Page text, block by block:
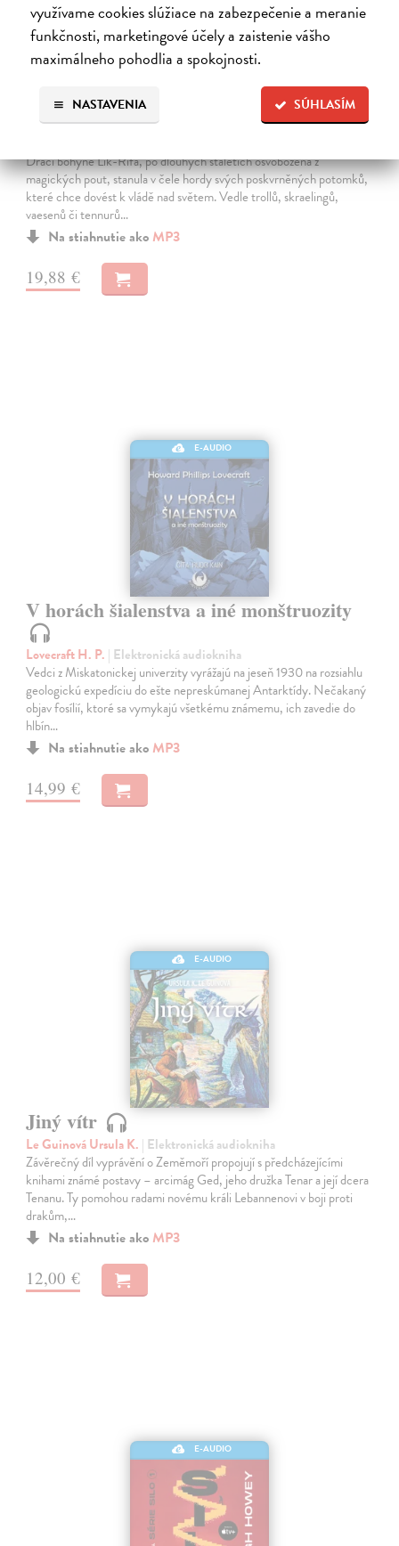
využívame cookies slúžiace na zabezpečenie a meranie
funkčnosti, marketingové účely a zaistenie vášho
maximálneho pohodlia a spokojnosti.
SÚHLASÍM
NASTAVENIA
Běs bohů
Dračí bohyně Lik-Rifa, po dlouhých staletích osvobozená z
magických pout, stanula v čele hordy svých poskvrněných potomků,
které chce dovést k vládě nad světem. Vedle trollů, skraelingů,
vaesenů či tennurů…
Na stiahnutie ako MP3
19,88 €
E-AUDIO
V horách šialenstva a iné monštruozity
Lovecraft H. P. | Elektronická audiokniha
Vedci z Miskatonickej univerzity vyrážajú na jeseň 1930 na rozsiahlu
geologickú expedíciu do ešte nepreskúmanej Antarktídy. Nečakaný
objav fosílií, ktoré sa vymykajú všetkému známemu, ich zavedie do
hlbín…
Na stiahnutie ako MP3
14,99 €
E-AUDIO
Jiný vítr
Le Guinová Ursula K. | Elektronická audiokniha
Závěrečný díl vyprávění o Zeměmoří propojují s předcházejícími
knihami známé postavy – arcimág Ged, jeho družka Tenar a její dcera
Tenanu. Ty pomohou radami novému králi Lebannenovi v boji proti
drakům,…
Na stiahnutie ako MP3
12,00 €
E-AUDIO